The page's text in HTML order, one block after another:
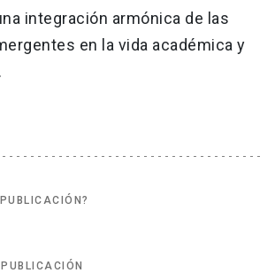
integración armónica de las
en la vida académica y